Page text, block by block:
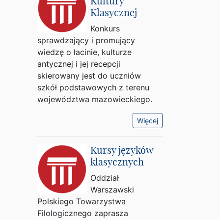
Klasycznej
Konkurs
sprawdzający i promujący
wiedzę o łacinie, kulturze
antycznej i jej recepcji
skierowany jest do uczniów
szkół podstawowych z terenu
województwa mazowieckiego.
Więcej
Kursy języków
klasycznych
Oddział
Warszawski
Polskiego Towarzystwa
Filologicznego zaprasza